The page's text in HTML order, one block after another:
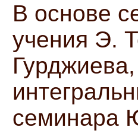
В основе
учения Э.
семинара